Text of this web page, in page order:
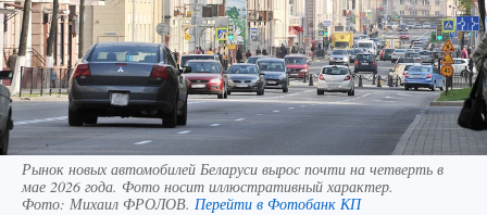
Рынок новых автомобилей Беларуси вырос почти на четверть в
мае 2026 года. Фото носит иллюстративный характер.
Фото: Михаил ФРОЛОВ. Перейти в Фотобанк КП